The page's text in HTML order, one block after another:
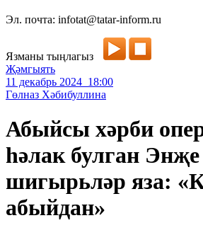
Эл. почта: infotat@tatar-inform.ru
Язманы тыңлагыз
Җәмгыять
11 декабрь 2024 18:00
Гөлназ Хәбибуллина
Абыйсы хәрби
һәлак булган Энҗе
шигырьләр яза:
абыйдан»